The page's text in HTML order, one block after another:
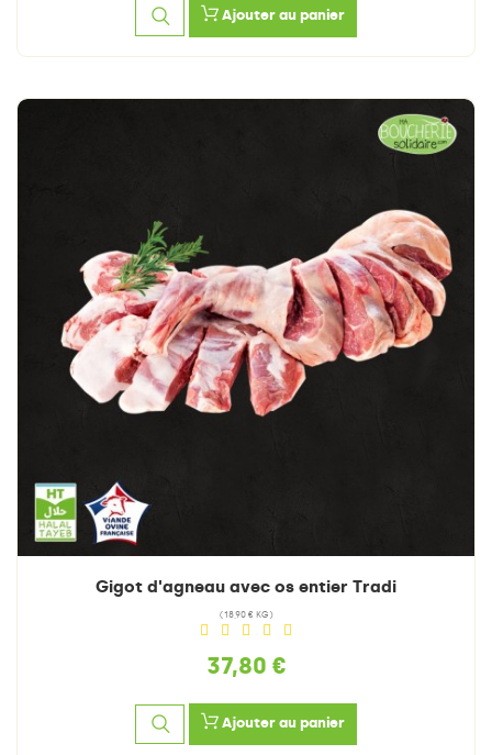
Ajouter au panier
Gigot d'agneau avec os entier Tradi
(18,90 € KG)
37,80 €
Ajouter au panier